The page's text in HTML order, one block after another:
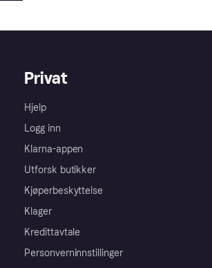
Privat
Hjelp
Logg inn
Klarna-appen
Utforsk butikker
Kjøperbeskyttelse
Klager
Kredittavtale
Personverninnstillinger